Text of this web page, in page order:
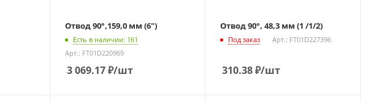
Отвод 90°,159,0 мм (6")
Есть в наличии: 161
Арт.: FT01D220969
3 069.17₽/шт
Отвод 90°, 48,3 мм (1 /1/2)
Под заказ Арт.: FT01D227396
310.38₽/шт